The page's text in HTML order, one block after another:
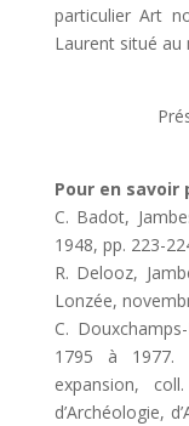
particulier Art
Laurent situé au
Pour en savoir
C. Badot,
1948, pp. 223-
R. Delooz,
Lonzée,
C.
1795 à 1977.
expansion,
d’Archéologie,